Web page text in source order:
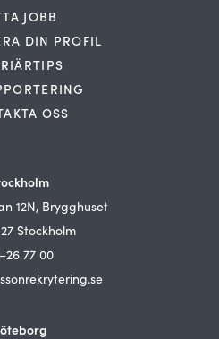
JOBB
DIN PROFIL
OSS
12N, Brygghuset
27 Stockholm
77 00